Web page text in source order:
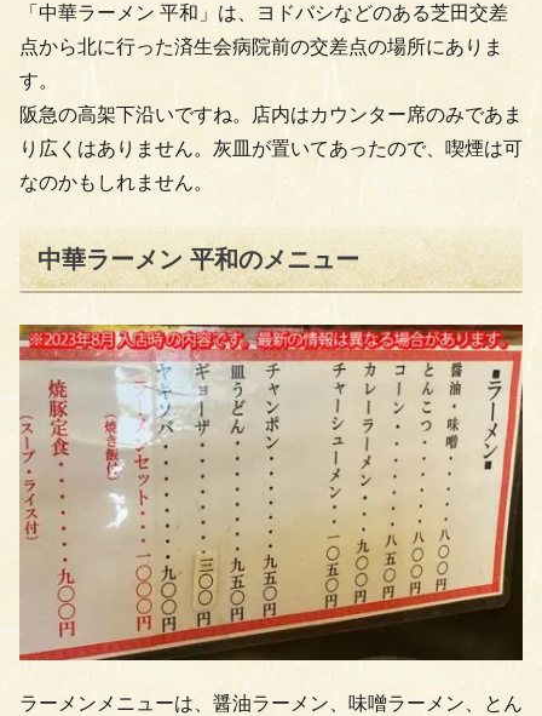
「中華ラーメン 平和」は、ヨドバシなどのある芝田交差
点から北に行った済生会病院前の交差点の場所にありま
す。
阪急の高架下沿いですね。店内はカウンター席のみであま
り広くはありません。灰皿が置いてあったので、喫煙は可
なのかもしれません。
中華ラーメン 平和のメニュー
ラーメンメニューは、醤油ラーメン、味噌ラーメン、とん